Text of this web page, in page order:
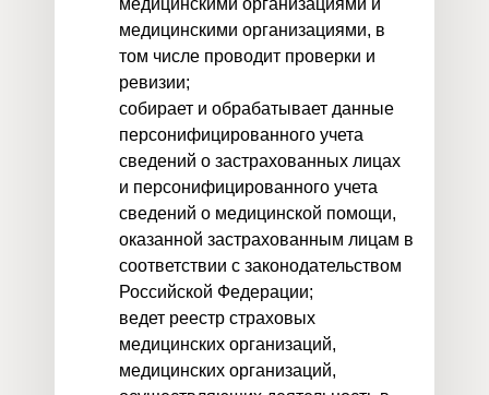
медицинскими организациями и
медицинскими организациями, в
том числе проводит проверки и
ревизии;
собирает и обрабатывает данные
персонифицированного учета
сведений о застрахованных лицах
и персонифицированного учета
сведений о медицинской помощи,
оказанной застрахованным лицам в
соответствии с законодательством
Российской Федерации;
ведет реестр страховых
медицинских организаций,
медицинских организаций,